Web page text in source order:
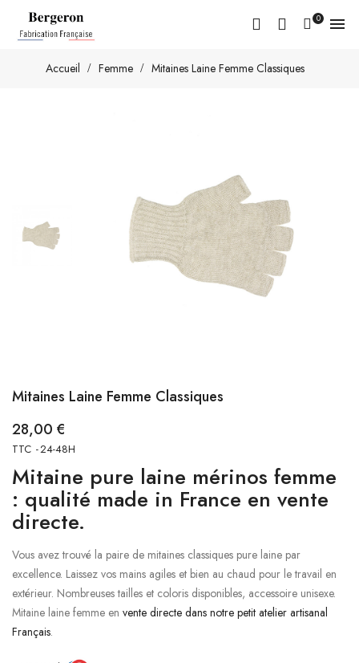
0 
Accueil Femme Mitaines Laine Femme Classiques
Mitaines Laine Femme Classiques
28,00 €
TTC 24-48H
Mitaine pure laine mérinos femme
: qualité made in France en vente
directe.
Vous avez trouvé la paire de mitaines classiques pure laine par
excellence. Laissez vos mains agiles et bien au chaud pour le travail en
extérieur. Nombreuses tailles et coloris disponibles, accessoire unisexe.
Mitaine laine femme en vente directe dans notre petit atelier artisanal
Français.